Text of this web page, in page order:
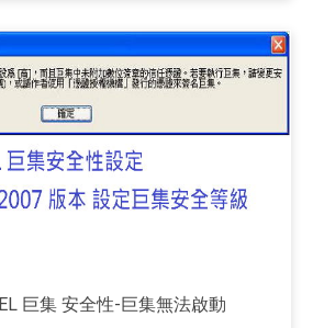
巨集 安全性-巨集無法啟動